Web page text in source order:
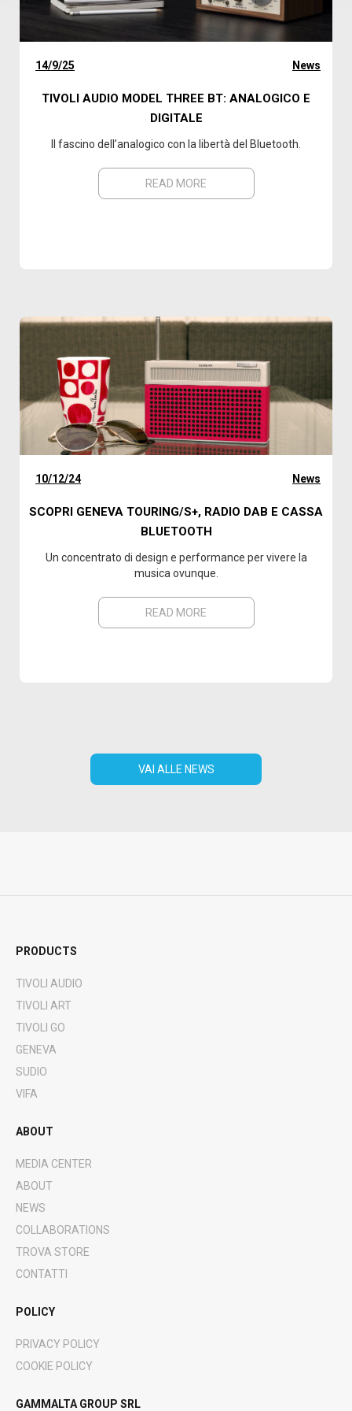
14/9/25 News
TIVOLI AUDIO MODEL THREE BT: ANALOGICO E
DIGITALE
Il fascino dell’analogico con la libertà del Bluetooth.
READ MORE
10/12/24 News
SCOPRI GENEVA TOURING/S+, RADIO DAB E CASSA
BLUETOOTH
Un concentrato di design e performance per vivere la
musica ovunque.
READ MORE
VAI ALLE NEWS
PRODUCTS
TIVOLI AUDIO
TIVOLI ART
TIVOLI GO
GENEVA
SUDIO
VIFA
ABOUT
MEDIA CENTER
ABOUT
NEWS
COLLABORATIONS
TROVA STORE
CONTATTI
POLICY
PRIVACY POLICY
COOKIE POLICY
GAMMALTA GROUP SRL